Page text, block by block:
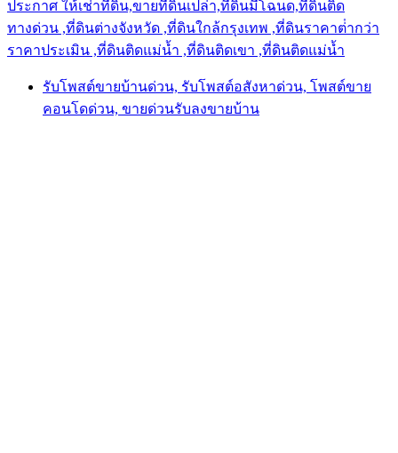
ประกาศ ให้เช่าที่ดิน,ขายที่ดินเปล่า,ที่ดินมีโฉนด,ที่ดินติด
ทางด่วน ,ที่ดินต่างจังหวัด ,ที่ดินใกล้กรุงเทพ ,ที่ดินราคาต่ํากว่า
ราคาประเมิน ,ที่ดินติดแม่น้ำ ,ที่ดินติดเขา ,ที่ดินติดแม่น้ำ
รับโพสต์ขายบ้านด่วน, รับโพสต์อสังหาด่วน, โพสต์ขาย
คอนโดด่วน, ขายด่วนรับลงขายบ้าน